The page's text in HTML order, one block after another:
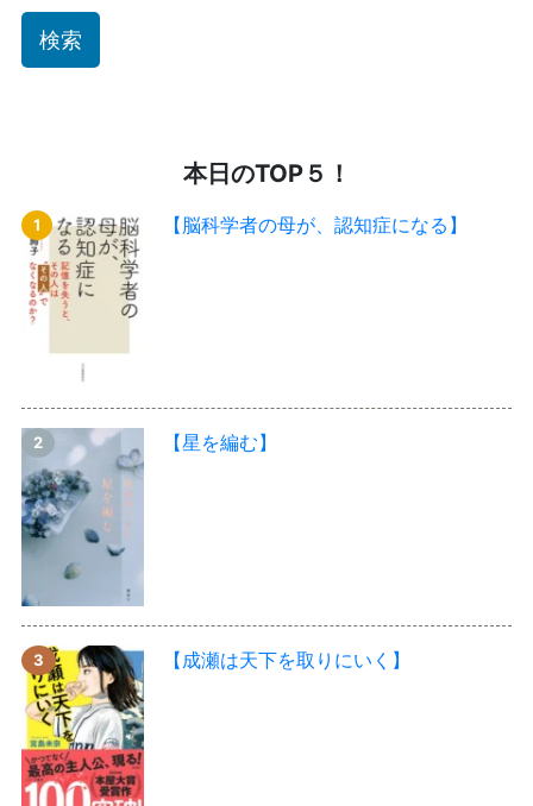
本日のTOP５！
【脳科学者の母が、認知症になる】
【星を編む】
【成瀬は天下を取りにいく】